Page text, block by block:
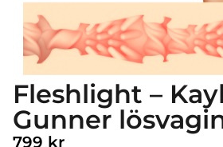
Fleshlight –
Gunner
799 kr